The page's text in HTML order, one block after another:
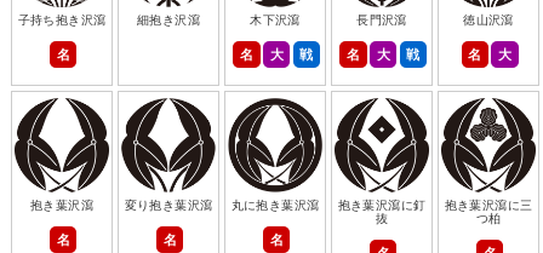
子持ち抱き沢瀉
名
細抱き沢瀉 木下沢瀉
名 大 戦
長門沢瀉
名 大 戦
徳山沢瀉
名 大
抱き葉沢瀉
名
変り抱き葉沢瀉
名
丸に抱き葉沢瀉
名
抱き葉沢瀉に釘
抜
抱き葉沢瀉に三
つ柏